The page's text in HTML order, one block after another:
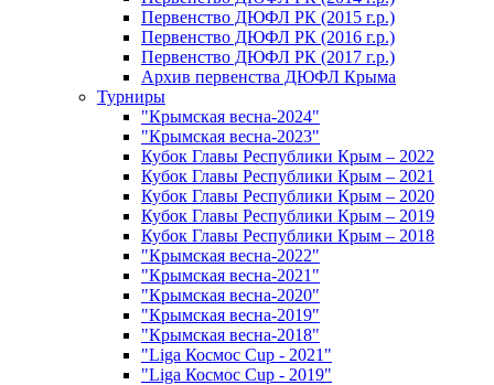
Первенство ДЮФЛ РК (2015 г.р.)
Первенство ДЮФЛ РК (2016 г.р.)
Первенство ДЮФЛ РК (2017 г.р.)
Архив первенства ДЮФЛ Крыма
Турниры
"Крымская весна-2024"
"Крымская весна-2023"
Кубок Главы Республики Крым – 2022
Кубок Главы Республики Крым – 2021
Кубок Главы Республики Крым – 2020
Кубок Главы Республики Крым – 2019
Кубок Главы Республики Крым – 2018
"Крымская весна-2022"
"Крымская весна-2021"
"Крымская весна-2020"
"Крымская весна-2019"
"Крымская весна-2018"
"Liga Космос Cup - 2021"
"Liga Космос Cup - 2019"